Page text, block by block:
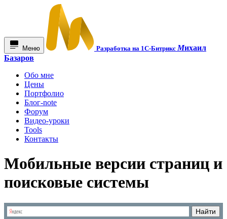
Меню Разработка на 1С-БитриксМихаил
Базаров
Обо мне
Цены
Портфолио
Блог-note
Форум
Видео-уроки
Tools
Контакты
Мобильные версии страниц и
поисковые системы